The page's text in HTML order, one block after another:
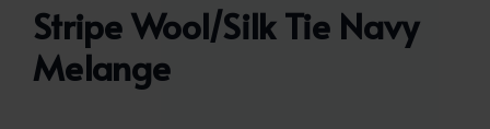
Stripe Wool/Silk Tie Navy
Melange